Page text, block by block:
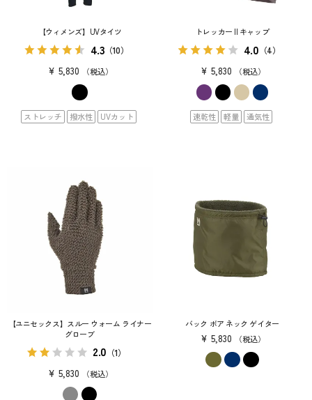
【ウィメンズ】UVタイツ
4.3 （10）
¥ 5,830 税込
ストレッチ 撥水性 UVカット
トレッカー II キャップ
4.0 （4）
¥ 5,830 税込
速乾性 軽量 通気性
【ユニセックス】スルー ウォーム ライナー
グローブ
2.0 （1）
¥ 5,830 税込
バック ボア ネック ゲイター
¥ 5,830 税込